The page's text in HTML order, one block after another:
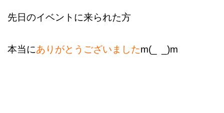
先日のイベントに来られた方
本当にありがとうございましたm(_ _)m